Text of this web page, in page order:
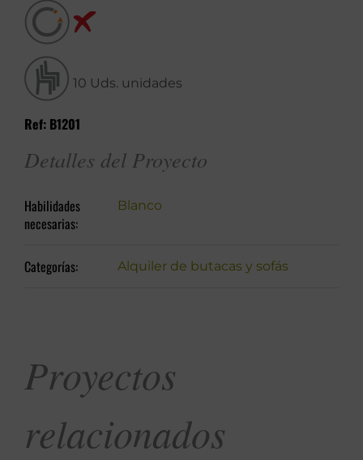
10 Uds. unidades
Ref: B1201
Detalles del Proyecto
Habilidades
necesarias:
Blanco
Categorías: Alquiler de butacas y sofás
Proyectos
relacionados